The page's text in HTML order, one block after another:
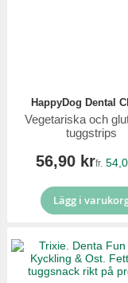
HappyDog Dental
Vegetariska och
tuggstrips
56,90 krfr.
Lägg i